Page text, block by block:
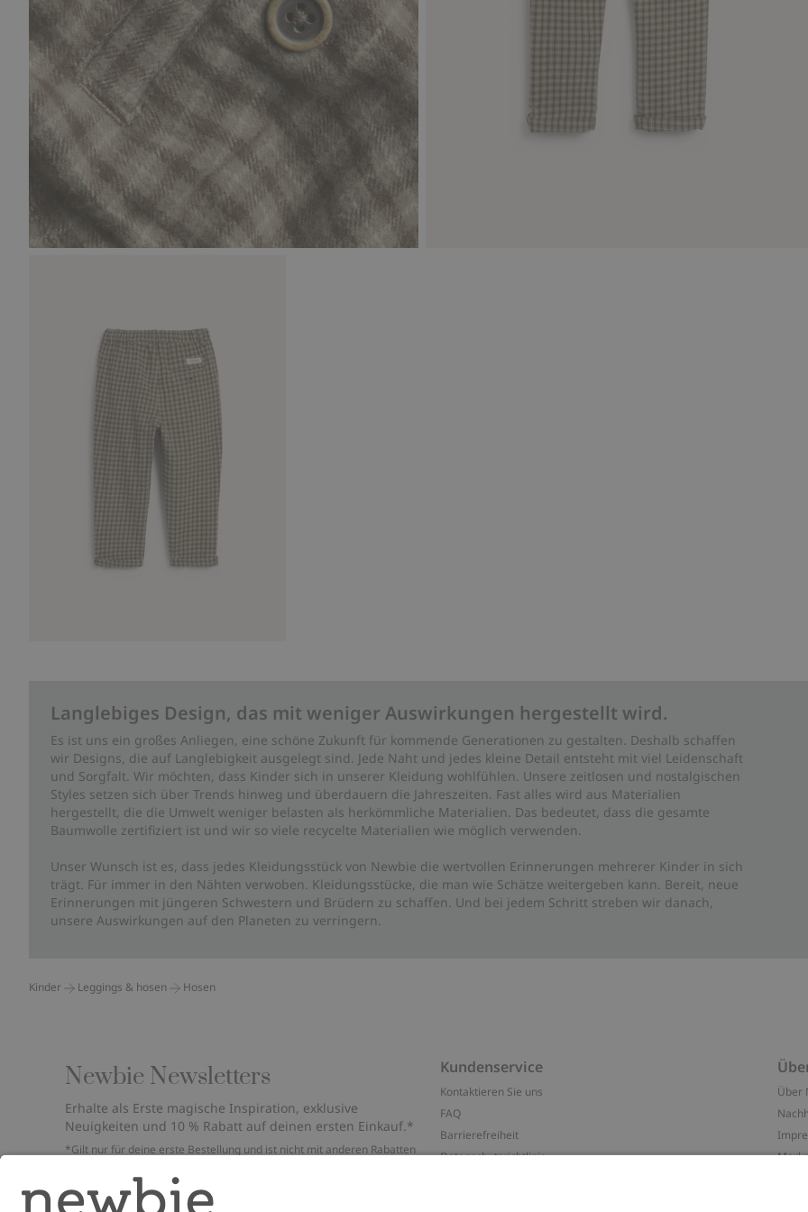
Langlebiges Design, das mit weniger Auswirkungen hergestellt wird.
Es ist uns ein großes Anliegen, eine schöne Zukunft für kommende Generationen zu gestalten. Deshalb schaffen
wir Designs, die auf Langlebigkeit ausgelegt sind. Jede Naht und jedes kleine Detail entsteht mit viel Leidenschaft
und Sorgfalt. Wir möchten, dass Kinder sich in unserer Kleidung wohlfühlen. Unsere zeitlosen und nostalgischen
Styles setzen sich über Trends hinweg und überdauern die Jahreszeiten. Fast alles wird aus Materialien
hergestellt, die die Umwelt weniger belasten als herkömmliche Materialien. Das bedeutet, dass die gesamte
Baumwolle zertifiziert ist und wir so viele recycelte Materialien wie möglich verwenden.
Unser Wunsch ist es, dass jedes Kleidungsstück von Newbie die wertvollen Erinnerungen mehrerer Kinder in sich
trägt. Für immer in den Nähten verwoben. Kleidungsstücke, die man wie Schätze weitergeben kann. Bereit, neue
Erinnerungen mit jüngeren Schwestern und Brüdern zu schaffen. Und bei jedem Schritt streben wir danach,
unsere Auswirkungen auf den Planeten zu verringern.
Kinder Leggings & hosen Hosen
Newbie Newsletters
Erhalte als Erste magische Inspiration, exklusive
Neuigkeiten und 10 % Rabatt auf deinen ersten Einkauf.*
*Gilt nur für deine erste Bestellung und ist nicht mit anderen Rabatten
überprüfe deinen Spam-Ordner. Lies unsere
FAQ & Cookie-Richtlinie
Kundenservice
Kontaktieren Sie uns
FAQ
Barrierefreiheit
Datenschutzrichtlinie
Über